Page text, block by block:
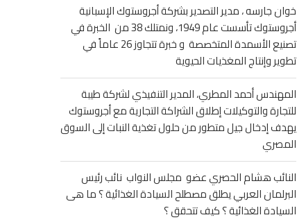
خوان جارسه ، مدير التصدير بشركة أجروستوك الإسبانية
أجروستوك تأسست عام 1949، ونمتلك 38 من الخبرة في
تصنيع الأسمدة المتخصصة و خبرة تتجاوز 26 عاماً في
تطوير وإنتاج المغذيات الحيوية
المهندس أحمد المطري، المدير التنفيذي لشركة طيبة
للتجارة والتوكيلات إطلاق الشراكة التجارية مع أجروستوك
يهدف إدخال جيل متطور من حلول تغذية النبات إلى السوق
المصري
النائب هشام الحصري عضو مجلس النواب نائب رئيس
البرلمان العربي يطلق مصطلح السيادة الغذائية ؟ ما هى
السيادة الغذائية ؟ كيف تتحقق ؟